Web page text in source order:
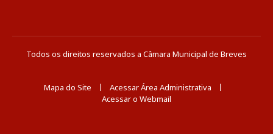
Todos os direitos reservados a Câmara Municipal de Breves
Mapa do Site
Acessar Área Administrativa
Acessar o Webmail